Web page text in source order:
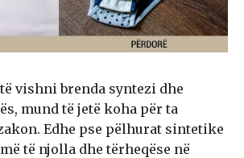
vishni brenda syntezi dhe
mund të jetë koha për ta
Edhe pse pëlhurat sintetike
të njolla dhe tërheqëse në